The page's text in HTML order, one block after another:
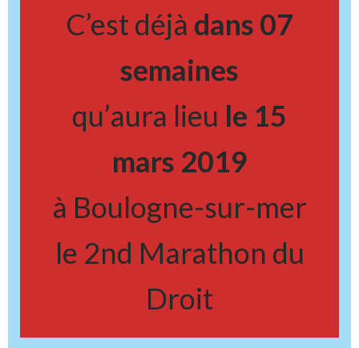
C’est déjà dans 07
semaines
qu’aura lieu le 15
mars 2019
à Boulogne-sur-mer
le 2nd Marathon du
Droit